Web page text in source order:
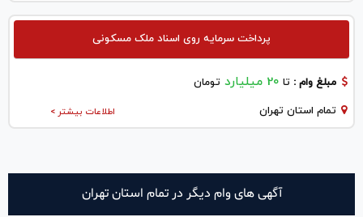
پرداخت سرمایه روی اسناد ملک مسکونی
مبلغ وام : تا 20 میلیارد تومان
اطلاعات بیشتر > تمام استان تهران
آگهی های وام دیگر در تمام استان تهران